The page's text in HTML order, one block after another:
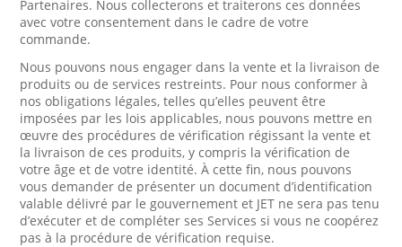
Partenaires. Nous collecterons et traiterons ces données
avec votre consentement dans le cadre de votre
commande.
Nous pouvons nous engager dans la vente et la livraison de
produits ou de services restreints. Pour nous conformer à
nos obligations légales, telles qu’elles peuvent être
imposées par les lois applicables, nous pouvons mettre en
œuvre des procédures de vérification régissant la vente et
la livraison de ces produits, y compris la vérification de
votre âge et de votre identité. À cette fin, nous pouvons
vous demander de présenter un document d’identification
valable délivré par le gouvernement et JET ne sera pas tenu
d’exécuter et de compléter ses Services si vous ne coopérez
pas à la procédure de vérification requise.